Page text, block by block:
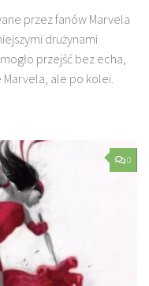
przez fanów Marvela
drużynami
przejść bez echa,
Marvela, ale po kolei.
0